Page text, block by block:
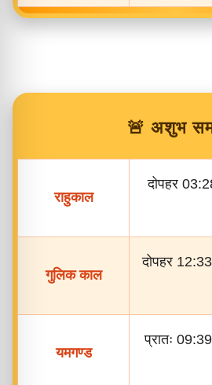
🚨 अशुभ
राहुकाल
दोपहर
गुलिक काल
दोपहर
यमगण्ड
प्रातः